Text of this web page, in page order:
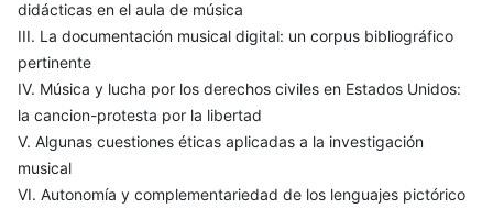
didácticas en el aula de música
III. La documentación musical digital: un corpus bibliográfico
pertinente
IV. Música y lucha por los derechos civiles en Estados Unidos:
la cancion-protesta por la libertad
V. Algunas cuestiones éticas aplicadas a la investigación
musical
VI. Autonomía y complementariedad de los lenguajes pictórico